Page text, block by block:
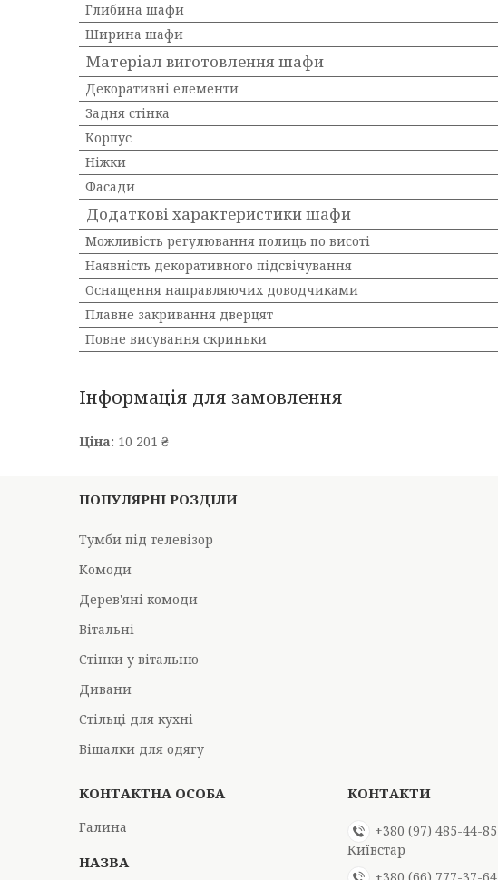
Глибина шафи
Ширина шафи
Матеріал виготовлення шафи
Декоративні елементи
Задня стінка
Корпус
Ніжки
Фасади
Додаткові характеристики шафи
Можливість регулювання полиць по висоті
Наявність декоративного підсвічування
Оснащення направляючих доводчиками
Плавне закривання дверцят
Повне висування скриньки
Інформація для замовлення
Ціна: 10 201 ₴
ПОПУЛЯРНІ РОЗДІЛИ
Тумби під телевізор
Комоди
Дерев'яні комоди
Вітальні
Стінки у вітальню
Дивани
Стільці для кухні
Вішалки для одягу
Галина
+380 (97) 485-44-85
Київстар